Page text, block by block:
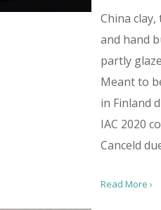
China
and hand
partly
Meant to
in Finland
IAC 2020
Canceld
Read More ›